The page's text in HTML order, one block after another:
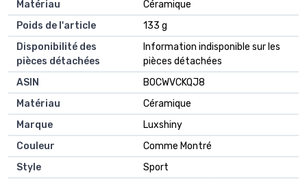
Matériau
‎Céramique
Poids de l'article
‎133 g
Disponibilité des
pièces détachées
‎Information indisponible sur les
pièces détachées
ASIN
B0CWVCKQJ8
Matériau
Céramique
Marque
Luxshiny
Couleur
Comme Montré
Style
Sport